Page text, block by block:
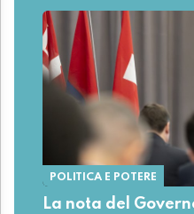
POLITICA E POTERE
La nota del